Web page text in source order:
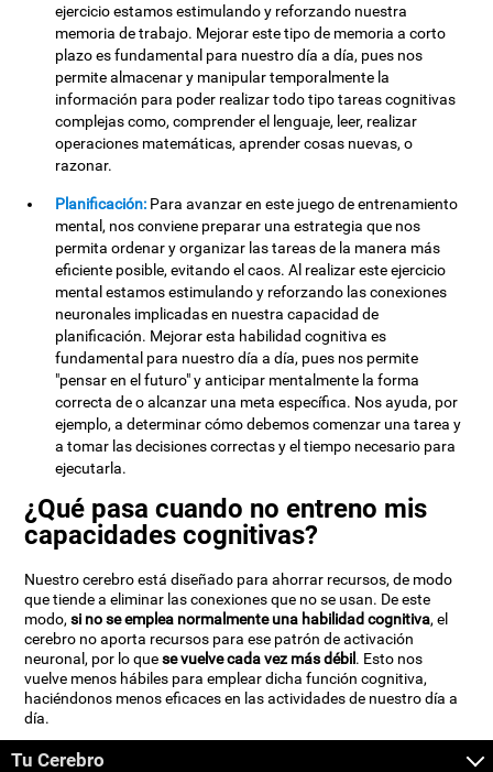
ejercicio estamos estimulando y reforzando nuestra
memoria de trabajo. Mejorar este tipo de memoria a corto
plazo es fundamental para nuestro día a día, pues nos
permite almacenar y manipular temporalmente la
información para poder realizar todo tipo tareas cognitivas
complejas como, comprender el lenguaje, leer, realizar
operaciones matemáticas, aprender cosas nuevas, o
razonar.
Planificación: Para avanzar en este juego de entrenamiento
mental, nos conviene preparar una estrategia que nos
permita ordenar y organizar las tareas de la manera más
eficiente posible, evitando el caos. Al realizar este ejercicio
mental estamos estimulando y reforzando las conexiones
neuronales implicadas en nuestra capacidad de
planificación. Mejorar esta habilidad cognitiva es
fundamental para nuestro día a día, pues nos permite
"pensar en el futuro" y anticipar mentalmente la forma
correcta de o alcanzar una meta específica. Nos ayuda, por
ejemplo, a determinar cómo debemos comenzar una tarea y
a tomar las decisiones correctas y el tiempo necesario para
ejecutarla.
¿Qué pasa cuando no entreno mis
capacidades cognitivas?
Nuestro cerebro está diseñado para ahorrar recursos, de modo
que tiende a eliminar las conexiones que no se usan. De este
modo,si no se emplea normalmente una habilidad cognitiva, el
cerebro no aporta recursos para ese patrón de activación
neuronal, por lo quese vuelve cada vez más débil . Esto nos
vuelve menos hábiles para emplear dicha función cognitiva,
haciéndonos menos eficaces en las actividades de nuestro día a
día.
Tu Cerebro